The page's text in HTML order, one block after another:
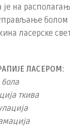
је на
управљање
ласерске
ЛАСЕРОМ:
ткива